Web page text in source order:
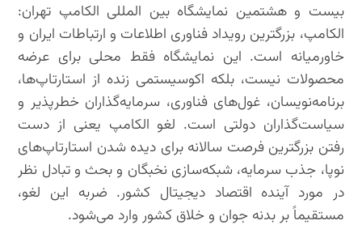
بیست و هشتمین نمایشگاه بین المللی الکامپ تهران:
الکامپ، بزرگترین رویداد فناوری اطلاعات و ارتباطات ایران و
خاورمیانه است. این نمایشگاه فقط محلی برای عرضه
محصولات نیست، بلکه اکوسیستمی زنده از استارتاپ‌ها،
برنامه‌نویسان، غول‌های فناوری، سرمایه‌گذاران خطرپذیر و
سیاست‌گذاران دولتی است. لغو الکامپ یعنی از دست
رفتن بزرگترین فرصت سالانه برای دیده شدن استارتاپ‌های
نوپا، جذب سرمایه، شبکه‌سازی نخبگان و بحث و تبادل نظر
در مورد آینده اقتصاد دیجیتال کشور. ضربه این لغو،
مستقیماً بر بدنه جوان و خلاق کشور وارد می‌شود.